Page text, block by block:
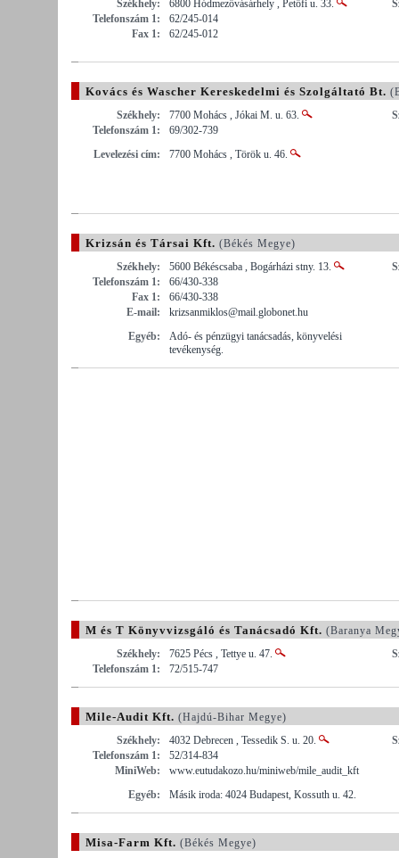
Székhely:
6800 Hódmezővásárhely , Petőfi u. 33.
Telefonszám 1:
62/245-014
Fax 1:
62/245-012
Kovács és Wascher Kereskedelmi és Szolgáltató Bt.
Székhely:
7700 Mohács , Jókai M. u. 63.
Telefonszám 1:
69/302-739
Levelezési cím:
7700 Mohács , Török u. 46.
Krizsán és Társai Kft. (Békés Megye)
Székhely:
5600 Békéscsaba , Bogárházi stny. 13.
Telefonszám 1:
66/430-338
Fax 1:
66/430-338
E-mail:
krizsanmiklos@mail.globonet.hu
Egyéb:
Adó- és pénzügyi tanácsadás, könyvelési
tevékenység.
M és T Könyvvizsgáló és Tanácsadó Kft. (Baranya
Székhely:
7625 Pécs , Tettye u. 47.
Telefonszám 1:
72/515-747
Mile-Audit Kft. (Hajdú-Bihar Megye)
Székhely:
4032 Debrecen , Tessedik S. u. 20.
Telefonszám 1:
52/314-834
MiniWeb:
www.eutudakozo.hu/miniweb/mile_audit_kft
Egyéb:
Másik iroda: 4024 Budapest, Kossuth u. 42.
Misa-Farm Kft. (Békés Megye)